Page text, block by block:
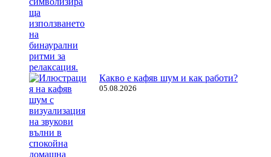
Какво е кафяв шум и как работи?
05.08.2026